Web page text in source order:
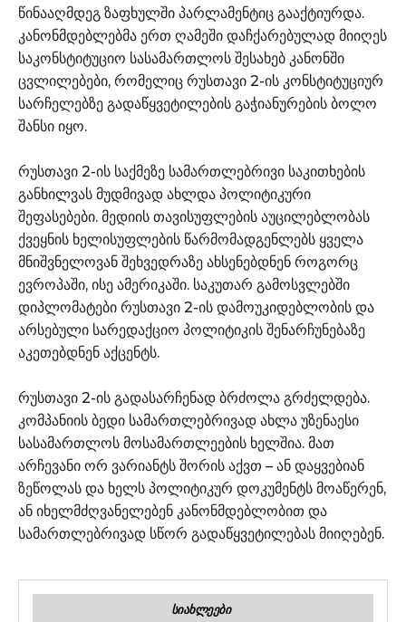
წინააღმდეგ ზაფხულში პარლამენტიც გააქტიურდა.
კანონმდებლებმა ერთ ღამეში დაჩქარებულად მიიღეს
საკონსტიტუციო სასამართლოს შესახებ კანონში
ცვლილებები, რომელიც რუსთავი 2-ის კონსტიტუციურ
სარჩელებზე გადაწყვეტილების გაჭიანურების ბოლო
შანსი იყო.
რუსთავი 2-ის საქმეზე სამართლებრივი საკითხების
განხილვას მუდმივად ახლდა პოლიტიკური
შეფასებები. მედიის თავისუფლების აუცილებლობას
ქვეყნის ხელისუფლების წარმომადგენლებს ყველა
მნიშვნელოვან შეხვედრაზე ახსენებდნენ როგორც
ევროპაში, ისე ამერიკაში. საკუთარ გამოსვლებში
დიპლომატები რუსთავი 2-ის დამოუკიდებლობის და
არსებული სარედაქციო პოლიტიკის შენარჩუნებაზე
აკეთებდნენ აქცენტს.
რუსთავი 2-ის გადასარჩენად ბრძოლა გრძელდება.
კომპანიის ბედი სამართლებრივად ახლა უზენაესი
სასამართლოს მოსამართლეების ხელშია. მათ
არჩევანი ორ ვარიანტს შორის აქვთ – ან დაყვებიან
ზეწოლას და ხელს პოლიტიკურ დოკუმენტს მოაწერენ,
ან იხელმძღვანელებენ კანონმდებლობით და
სამართლებრივად სწორ გადაწყვეტილებას მიიღებენ.
ᲡᲘᲐᲮᲚᲔᲔᲑᲘ